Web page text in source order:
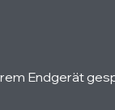
Endgerät